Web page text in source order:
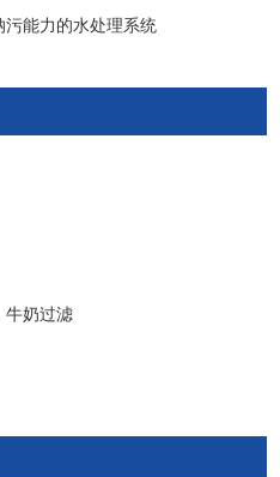
能力的水处理系统
牛奶过滤